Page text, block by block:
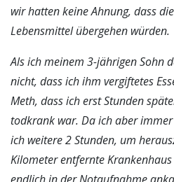
wir hatten keine Ahnung, dass
Lebensmittel übergehen würden.
Als ich meinem 3-jährigen Sohn
nicht, dass ich ihm vergiftetes
Meth, dass ich erst Stunden
todkrank war. Da ich aber immer
ich weitere 2 Stunden, um
Kilometer entfernte